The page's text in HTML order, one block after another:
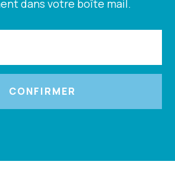
dans votre boîte mail.
CONFIRMER